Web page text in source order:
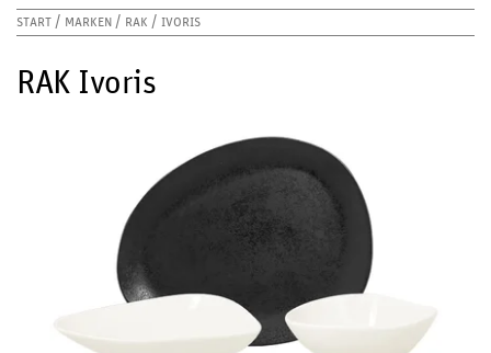
START MARKEN RAK IVORIS
RAK Ivoris